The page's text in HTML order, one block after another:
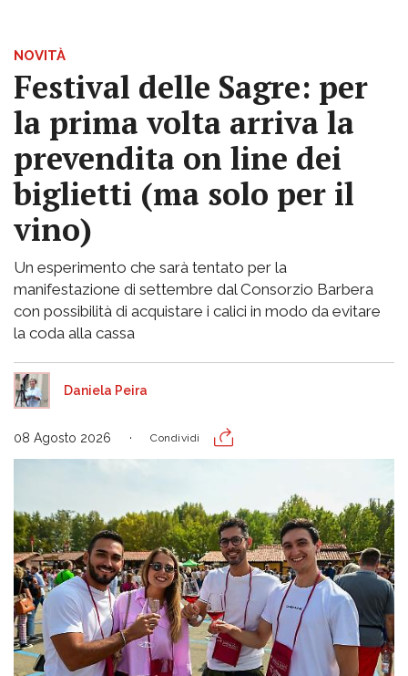
NOVITÀ
Festival delle Sagre: per
la prima volta arriva la
prevendita on line dei
biglietti (ma solo per il
vino)
Un esperimento che sarà tentato per la
manifestazione di settembre dal Consorzio Barbera
con possibilità di acquistare i calici in modo da evitare
la coda alla cassa
Daniela Peira
08 Agosto 2026 Condividi